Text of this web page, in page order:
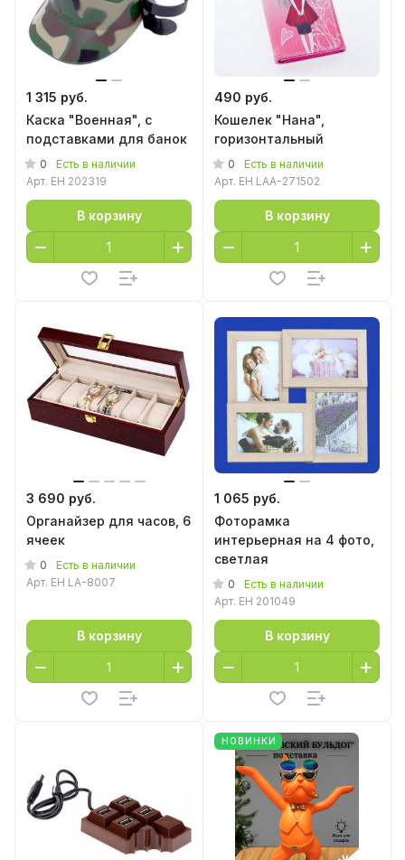
1 315 руб.
Каска "Военная", с
подставками для банок
0
Есть в наличии
Арт. EH 202319
В корзину
490 руб.
Кошелек "Нана",
горизонтальный
0
Есть в наличии
Арт. EH LAA-271502
В корзину
3 690 руб.
Органайзер для часов, 6
ячеек
0
Есть в наличии
Арт. EH LA-8007
В корзину
1 065 руб.
Фоторамка
интерьерная на 4 фото,
светлая
0
Есть в наличии
Арт. EH 201049
В корзину
НОВИНКИ